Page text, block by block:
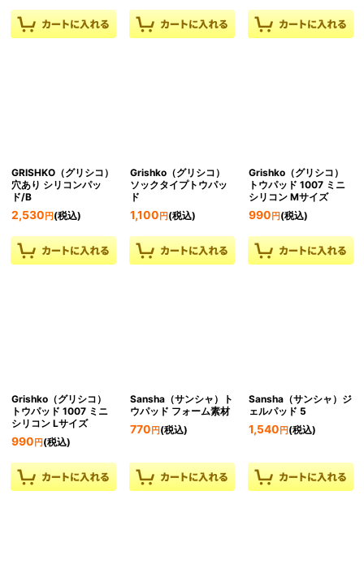
GRISHKO（グリシコ）
穴あり シリコンパッ
ド/B
2,530 円 (税込)
Grishko（グリシコ）
ソックタイプトウパッ
ド
1,100 円(税込)
Grishko（グリシコ）
トウパッド 1007 ミニ
シリコン Mサイズ
990 円(税込)
Grishko（グリシコ）
トウパッド 1007 ミニ
シリコン Lサイズ
990 円 (税込)
Sansha（サンシャ）ト
ウパッド フォーム素材
770 円(税込)
Sansha（サンシャ）ジ
ェルパッド 5
1,540 円(税込)